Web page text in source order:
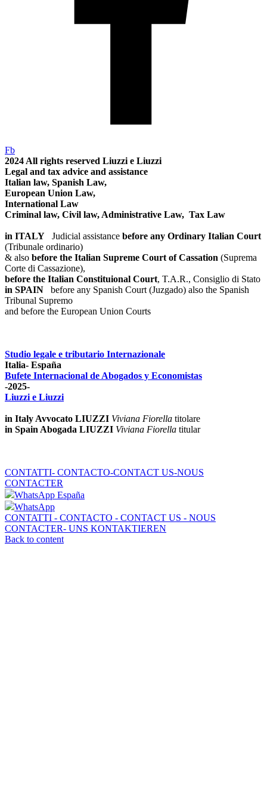
Fb
2024 All rights reserved Liuzzi e Liuzzi
Legal and tax advice and assistance
Italian law, Spanish Law,
European Union Law,
International Law
Criminal law, Civil law, Administrative Law, Tax Law
in ITALY Judicial assistance before any Ordinary Italian Court
(Tribunale ordinario)
& also before the Italian Supreme Court of Cassation (Suprema
Corte di Cassazione),
before the Italian Constituional Court, T.A.R., Consiglio di Stato
in SPAIN before any Spanish Court (Juzgado) also the Spanish
Tribunal Supremo
and before the European Union Courts
Studio legale e tributario Internazionale
Italia- España
Bufete Internacional de Abogados y Economistas
-2025-
Liuzzi e Liuzzi
in Italy Avvocato LIUZZI Viviana Fiorella titolare
in Spain Abogada LIUZZI Viviana Fiorella titular
CONTATTI- CONTACTO-CONTACT US-NOUS
CONTACTER
WhatsApp España
WhatsApp
CONTATTI - CONTACTO - CONTACT US - NOUS
CONTACTER- UNS KONTAKTIEREN
Back to content